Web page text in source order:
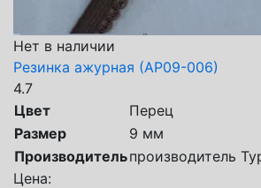
Нет в наличии
Резинка ажурная (АР09-006)
4.7
Цвет
Перец
Размер
9 мм
Производительпроизводитель
Цена: